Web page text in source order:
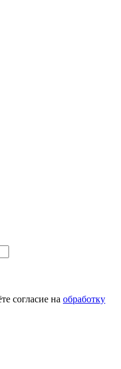
согласие на обработку